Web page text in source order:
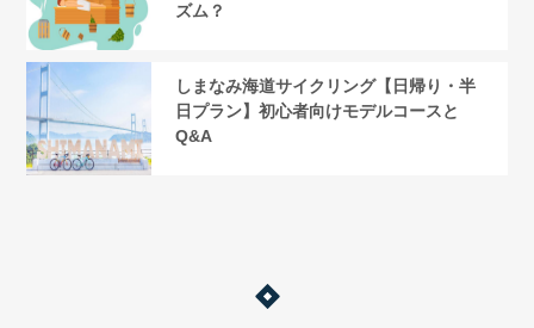
ズム？
しまなみ海道サイクリング【日帰り・半
日プラン】初心者向けモデルコースと
Q&A